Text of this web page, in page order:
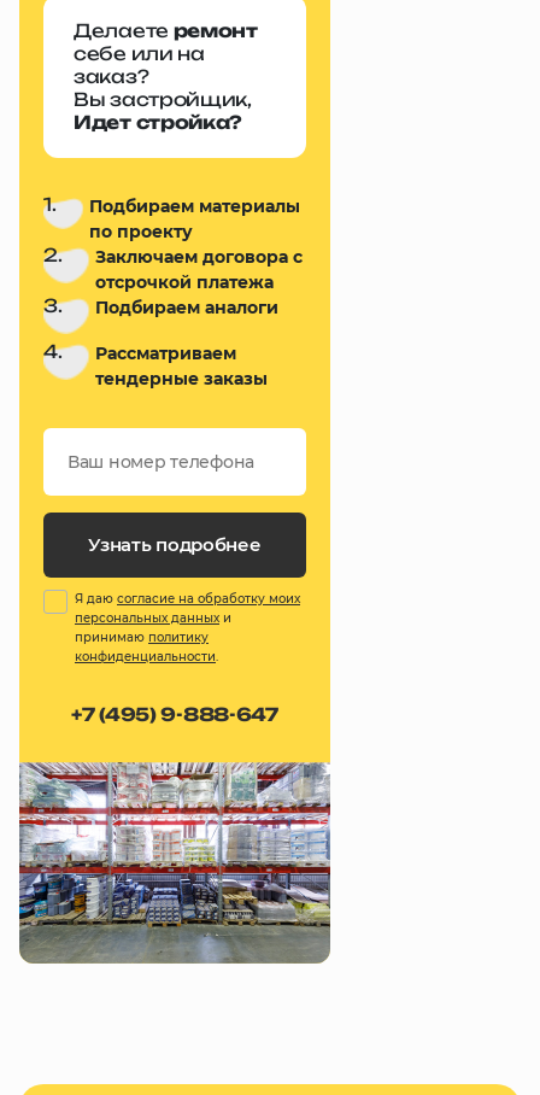
Делаете ремонт
себе или на
заказ?
Вы застройщик,
Идет стройка?
1.
Подбираем материалы
по проекту
2.
Заключаем договора с
отсрочкой платежа
3. Подбираем аналоги
4.
Рассматриваем
тендерные заказы
Узнать подробнее
Я даю согласие на обработку моих
персональных данных и
принимаю политику
конфиденциальности.
+7 (495) 9-888-647